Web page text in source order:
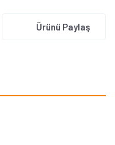
Ürünü Paylaş